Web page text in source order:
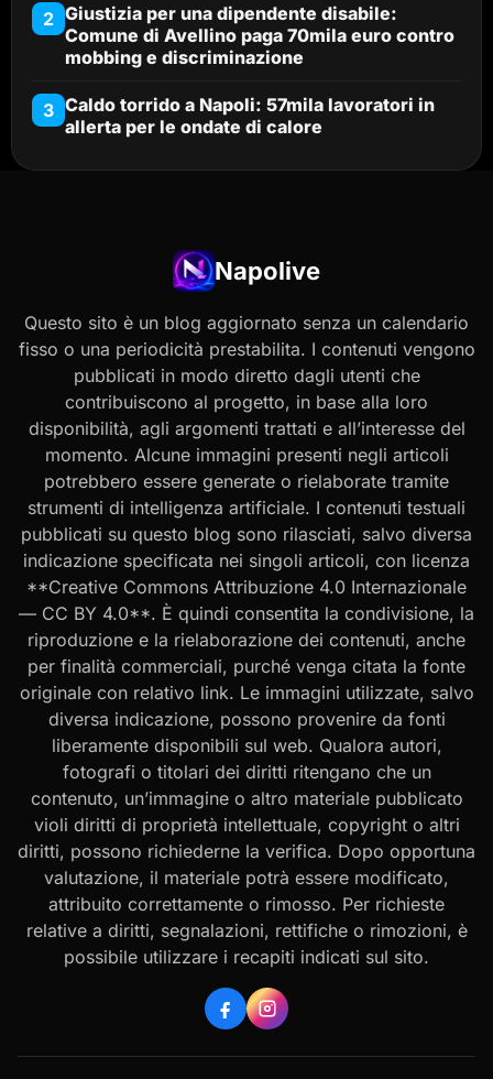
2 Giustizia per una dipendente disabile:
Comune di Avellino paga 70mila euro contro
mobbing e discriminazione
3 Caldo torrido a Napoli: 57mila lavoratori in
allerta per le ondate di calore
Napolive
Questo sito è un blog aggiornato senza un calendario
fisso o una periodicità prestabilita. I contenuti vengono
pubblicati in modo diretto dagli utenti che
contribuiscono al progetto, in base alla loro
disponibilità, agli argomenti trattati e all’interesse del
momento. Alcune immagini presenti negli articoli
potrebbero essere generate o rielaborate tramite
strumenti di intelligenza artificiale. I contenuti testuali
pubblicati su questo blog sono rilasciati, salvo diversa
indicazione specificata nei singoli articoli, con licenza
**Creative Commons Attribuzione 4.0 Internazionale
— CC BY 4.0**. È quindi consentita la condivisione, la
riproduzione e la rielaborazione dei contenuti, anche
per finalità commerciali, purché venga citata la fonte
originale con relativo link. Le immagini utilizzate, salvo
diversa indicazione, possono provenire da fonti
liberamente disponibili sul web. Qualora autori,
fotografi o titolari dei diritti ritengano che un
contenuto, un’immagine o altro materiale pubblicato
violi diritti di proprietà intellettuale, copyright o altri
diritti, possono richiederne la verifica. Dopo opportuna
valutazione, il materiale potrà essere modificato,
attribuito correttamente o rimosso. Per richieste
relative a diritti, segnalazioni, rettifiche o rimozioni, è
possibile utilizzare i recapiti indicati sul sito.